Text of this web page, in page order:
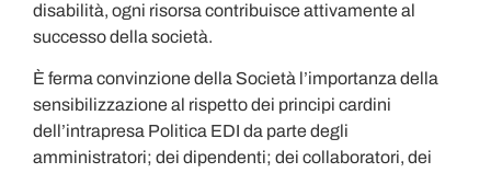
disabilità, ogni risorsa contribuisce attivamente al
successo della società.
È ferma convinzione della Società l’importanza della
sensibilizzazione al rispetto dei principi cardini
dell’intrapresa Politica EDI da parte degli
amministratori; dei dipendenti; dei collaboratori, dei